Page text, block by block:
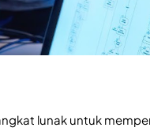
lunak untuk